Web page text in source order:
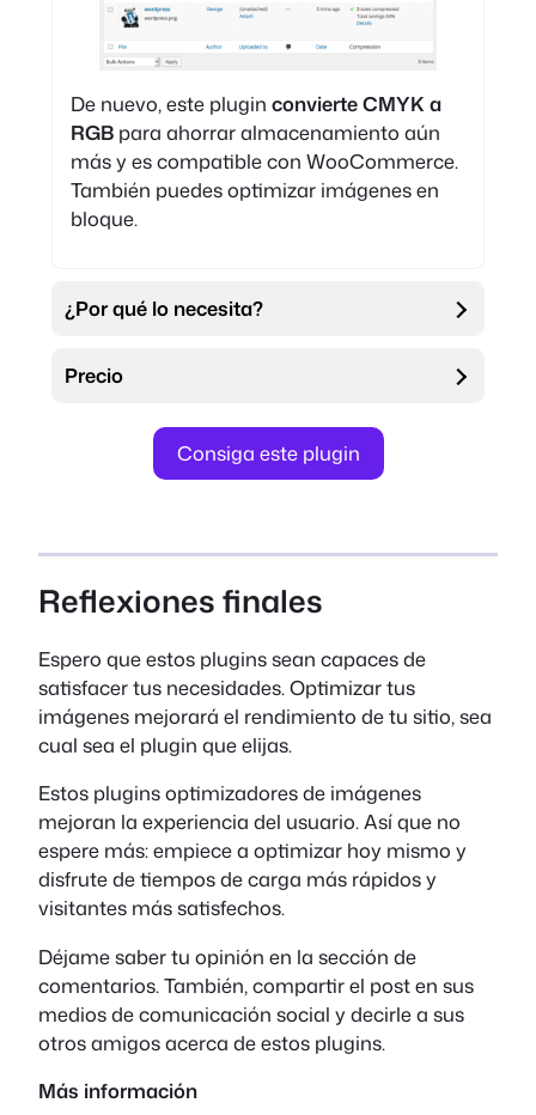
De nuevo, este plugin convierte CMYK a
RGBpara ahorrar almacenamiento aún
más y es compatible con WooCommerce.
También puedes optimizar imágenes en
bloque.
¿Por qué lo necesita?
Precio
Consiga este plugin
Reflexiones finales
Espero que estos plugins sean capaces de
satisfacer tus necesidades. Optimizar tus
imágenes mejorará el rendimiento de tu sitio, sea
cual sea el plugin que elijas.
Estos plugins optimizadores de imágenes
mejoran la experiencia del usuario. Así que no
espere más: empiece a optimizar hoy mismo y
disfrute de tiempos de carga más rápidos y
visitantes más satisfechos.
Déjame saber tu opinión en la sección de
comentarios. También, compartir el post en sus
medios de comunicación social y decirle a sus
otros amigos acerca de estos plugins.
Más información